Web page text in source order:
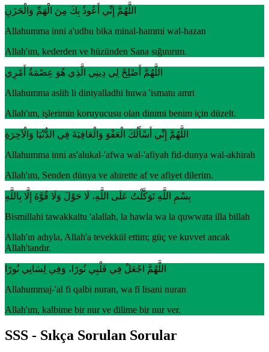
اللَّهُمَّ إِنِّي أَعُوذُ بِكَ مِنَ الْهَمِّ وَالْحَزَنِ
Allahumma inni a'udhu bika minal-hammi wal-hazan
Allah'ım, kederden ve hüzünden Sana sığınırım.
اللَّهُمَّ أَصْلِحْ لِي دِينِي الَّذِي هُوَ عِصْمَةُ أَمْرِي
Allahumma aslih li diniyalladhi huwa 'ismatu amri
Allah'ım, işlerimin koruyucusu olan dinimi benim için düzelt.
اللَّهُمَّ إِنِّي أَسْأَلُكَ الْعَفْوَ وَالْعَافِيَةَ فِي الدُّنْيَا وَالْآخِرَةِ
Allahumma inni as'alukal-'afwa wal-'afiyah fid-dunya wal-akhirah
Allah'ım, Senden dünya ve ahirette af ve afiyet dilerim.
بِسْمِ اللَّهِ تَوَكَّلْتُ عَلَى اللَّهِ، لَا حَوْلَ وَلَا قُوَّةَ إِلَّا بِاللَّهِ
Bismillahi tawakkaltu 'alallah, la hawla wa la quwwata illa billah
Allah'ın adıyla, Allah'a tevekkül ettim; güç ve kuvvet ancak
Allah'tandır.
اللَّهُمَّ اجْعَلْ فِي قَلْبِي نُورًا، وَفِي لِسَانِي نُورًا
Allahummaj-'al fi qalbi nuran, wa fi lisani nuran
Allah'ım, kalbime bir nur ve dilime bir nur ver.
SSS - Sıkça Sorulan Sorular